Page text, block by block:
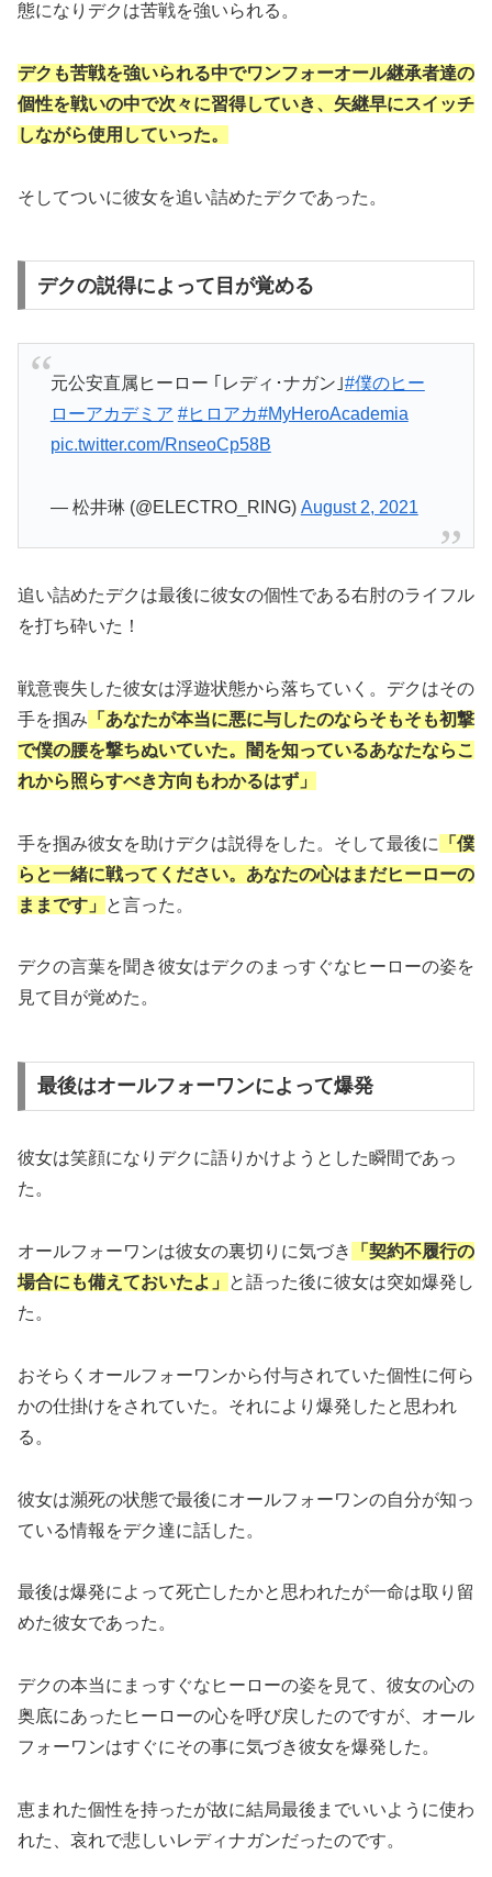
態になりデクは苦戦を強いられる。
デクも苦戦を強いられる中でワンフォーオール継承者達の
個性を戦いの中で次々に習得していき、矢継早にスイッチ
しながら使用していった。
そしてついに彼女を追い詰めたデクであった。
デクの説得によって目が覚める
元公安直属ヒーロー ｢レディ･ナガン｣#僕のヒー
ローアカデミア #ヒロアカ#MyHeroAcademia
pic.twitter.com/RnseoCp58B
— 松井琳 (@ELECTRO_RING) August 2, 2021
追い詰めたデクは最後に彼女の個性である右肘のライフル
を打ち砕いた！
戦意喪失した彼女は浮遊状態から落ちていく。デクはその
手を掴み 「あなたが本当に悪に与したのならそもそも初撃
で僕の腰を撃ちぬいていた。闇を知っているあなたならこ
れから照らすべき方向もわかるはず」
手を掴み彼女を助けデクは説得をした。そして最後に
「僕
らと一緒に戦ってください。あなたの心はまだヒーローの
ままです」
と言った。
デクの言葉を聞き彼女はデクのまっすぐなヒーローの姿を
見て目が覚めた。
最後はオールフォーワンによって爆発
彼女は笑顔になりデクに語りかけようとした瞬間であっ
た。
オールフォーワンは彼女の裏切りに気づき
「契約不履行の
場合にも備えておいたよ」
と語った後に彼女は突如爆発し
た。
おそらくオールフォーワンから付与されていた個性に何ら
かの仕掛けをされていた。それにより爆発したと思われ
る。
彼女は瀕死の状態で最後にオールフォーワンの自分が知っ
ている情報をデク達に話した。
最後は爆発によって死亡したかと思われたが一命は取り留
めた彼女であった。
デクの本当にまっすぐなヒーローの姿を見て、彼女の心の
奥底にあったヒーローの心を呼び戻したのですが、オール
フォーワンはすぐにその事に気づき彼女を爆発した。
恵まれた個性を持ったが故に結局最後までいいように使わ
れた、哀れで悲しいレディナガンだったのです。